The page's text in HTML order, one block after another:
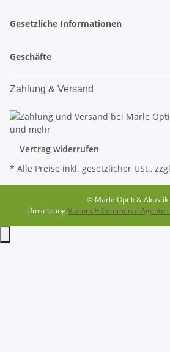
Gesetzliche Informationen
Geschäfte
Zahlung & Versand
Vertrag widerrufen
* Alle Preise inkl. gesetzlicher USt.,
© Marle Optik & Akustik
UmsetzungVlarom E-Commerce Agentur